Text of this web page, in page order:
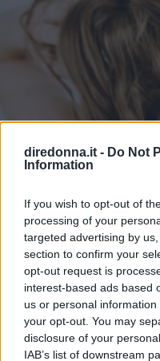
diredonna.it - Do Not
Information
If you wish to opt-out of
processing of your
targeted advertising by
section to confirm your
opt-out request is
interest-based ads based
us or personal
your opt-out. You may
disclosure of your
IAB’s list of downstream
BELLEZZA
Half up half
capelli
Meglio conosciute
up half down ci
rinunciare a un po’ di